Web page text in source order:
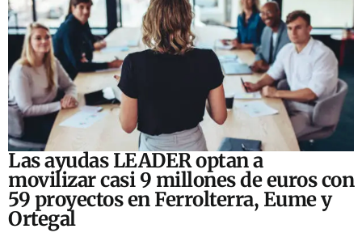
Las ayudas LEADER optan a
movilizar casi 9 millones de euros con
59 proyectos en Ferrolterra, Eume y
Ortegal